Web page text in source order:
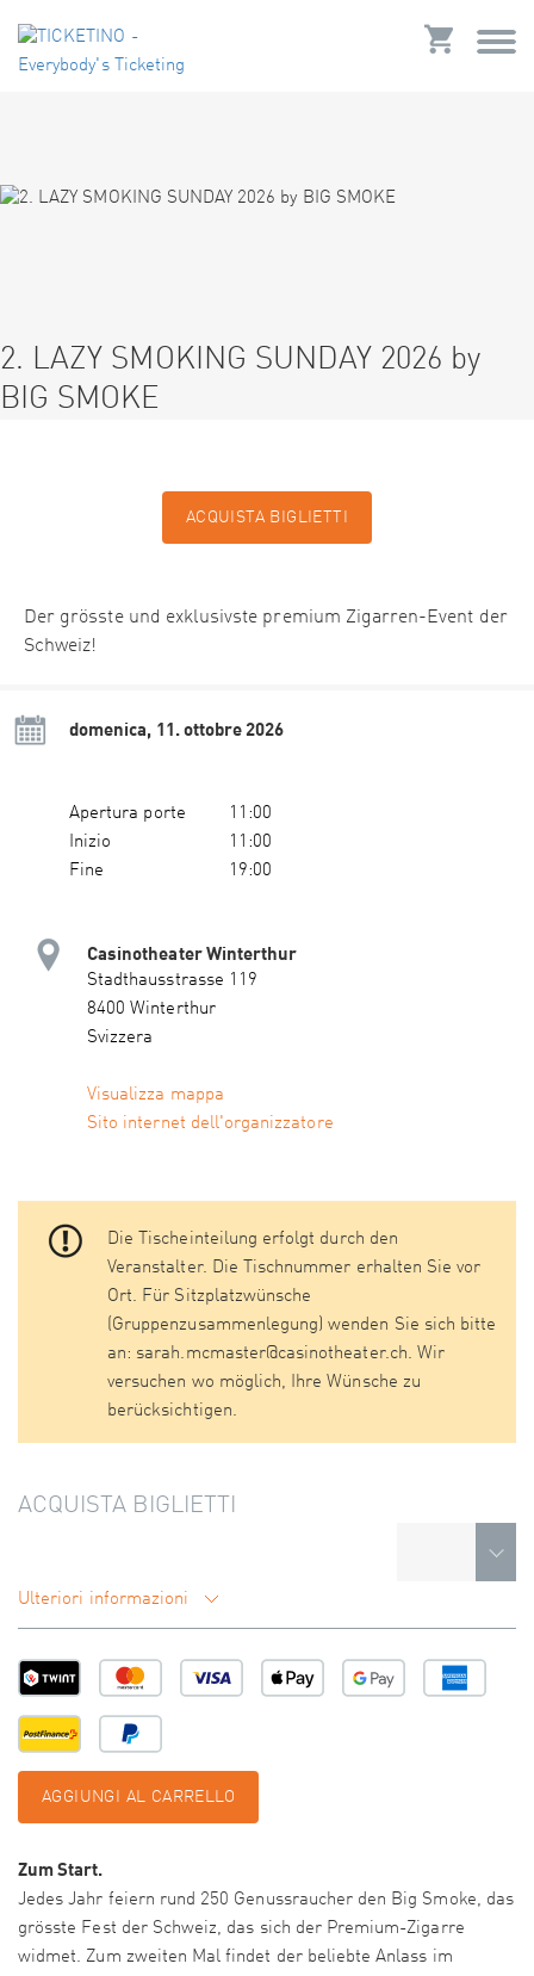
2. LAZY SMOKING SUNDAY 2026 by
BIG SMOKE
ACQUISTA BIGLIETTI
Der grösste und exklusivste premium Zigarren-Event der
Schweiz!
domenica, 11. ottobre 2026
Apertura porte
11:00
Inizio
11:00
Fine
19:00
Casinotheater Winterthur
Stadthausstrasse 119
8400 Winterthur
Svizzera
Visualizza mappa
Sito internet dell'organizzatore
Die Tischeinteilung erfolgt durch den
Veranstalter. Die Tischnummer erhalten Sie vor
Ort. Für Sitzplatzwünsche
(Gruppenzusammenlegung) wenden Sie sich bitte
an: sarah.mcmaster@casinotheater.ch. Wir
versuchen wo möglich, Ihre Wünsche zu
berücksichtigen.
ACQUISTA BIGLIETTI
Ulteriori informazioni
AGGIUNGI AL CARRELLO
Zum Start.
Jedes Jahr feiern rund 250 Genussraucher den Big Smoke, das
grösste Fest der Schweiz, das sich der Premium-Zigarre
widmet. Zum zweiten Mal findet der beliebte Anlass im